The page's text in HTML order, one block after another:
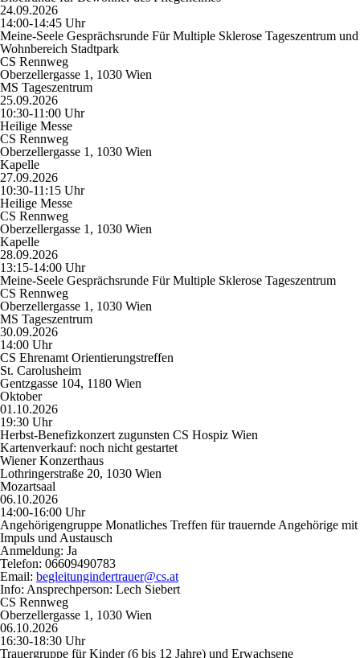
24.09.2026
14:00-14:45 Uhr
Meine-Seele Gesprächsrunde Für Multiple Sklerose Tageszentrum und
Wohnbereich Stadtpark
CS Rennweg
Oberzellergasse 1, 1030 Wien
MS Tageszentrum
25.09.2026
10:30-11:00 Uhr
Heilige Messe
CS Rennweg
Oberzellergasse 1, 1030 Wien
Kapelle
27.09.2026
10:30-11:15 Uhr
Heilige Messe
CS Rennweg
Oberzellergasse 1, 1030 Wien
Kapelle
28.09.2026
13:15-14:00 Uhr
Meine-Seele Gesprächsrunde Für Multiple Sklerose Tageszentrum
CS Rennweg
Oberzellergasse 1, 1030 Wien
MS Tageszentrum
30.09.2026
14:00 Uhr
CS Ehrenamt Orientierungstreffen
St. Carolusheim
Gentzgasse 104, 1180 Wien
Oktober
01.10.2026
19:30 Uhr
Herbst-Benefizkonzert zugunsten CS Hospiz Wien
Kartenverkauf: noch nicht gestartet
Wiener Konzerthaus
Lothringerstraße 20, 1030 Wien
Mozartsaal
06.10.2026
14:00-16:00 Uhr
Angehörigengruppe Monatliches Treffen für trauernde Angehörige mit
Impuls und Austausch
Anmeldung: Ja
Telefon: 06609490783
Email: begleitungindertrauer@cs.at
Info: Ansprechperson: Lech Siebert
CS Rennweg
Oberzellergasse 1, 1030 Wien
06.10.2026
16:30-18:30 Uhr
Trauergruppe für Kinder (6 bis 12 Jahre) und Erwachsene